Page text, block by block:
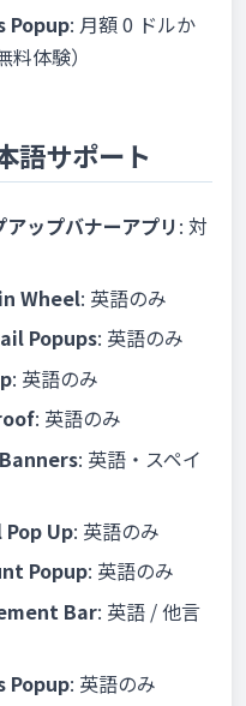
Popup: 月額 0 ドルか
体験）
語サポート
ップバナーアプリ: 対
Wheel: 英語のみ
Popups: 英語のみ
: 英語のみ
: 英語のみ
: 英語・スペイ
Up: 英語のみ
Popup: 英語のみ
Bar: 英語 / 他言
Popup: 英語のみ